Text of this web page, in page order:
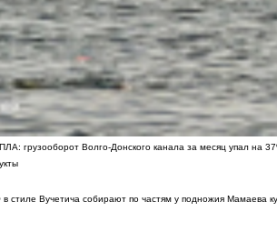
грузооборот Волго-Донского канала за месяц упал на
стиле Вучетича собирают по частям у подножия Мамаева